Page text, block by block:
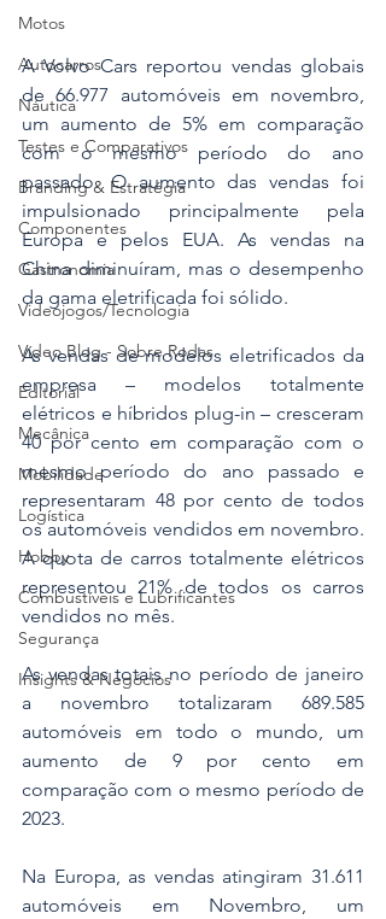
Motos
Autocarros
Náutica
Testes e Comparativos
Branding & Estratégia
Componentes
Gastronomia
Videojogos/Tecnologia
Vídeo Blog - Sobre Rodas
Editorial
Mecânica
Mobilidade
Logística
Hobby
Combustíveis e Lubrificantes
Segurança
Insights & Negócios
A Volvo Cars reportou vendas globais
de 66.977 automóveis em novembro,
um aumento de 5% em comparação
com o mesmo período do ano
passado. O aumento das vendas foi
impulsionado principalmente pela
Europa e pelos EUA. As vendas na
China diminuíram, mas o desempenho
da gama eletrificada foi sólido.
As vendas de modelos eletrificados da
empresa – modelos totalmente
elétricos e híbridos plug-in – cresceram
40 por cento em comparação com o
mesmo período do ano passado e
representaram 48 por cento de todos
os automóveis vendidos em novembro.
A quota de carros totalmente elétricos
representou 21% de todos os carros
vendidos no mês.
As vendas totais no período de janeiro
a novembro totalizaram 689.585
automóveis em todo o mundo, um
aumento de 9 por cento em
comparação com o mesmo período de
2023.
Na Europa, as vendas atingiram 31.611
automóveis em Novembro, um